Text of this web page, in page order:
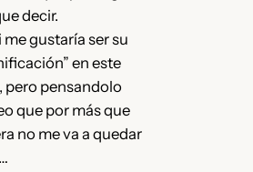
decir.
me gustaría ser su
en este
pero pensandolo
que por más que
no me va a quedar